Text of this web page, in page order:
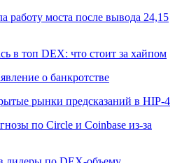
работу моста после вывода 24,15
в топ DEX: что стоит за хайпом
о банкротстве
рынки предсказаний в HIP-4
по Circle и Coinbase из-за